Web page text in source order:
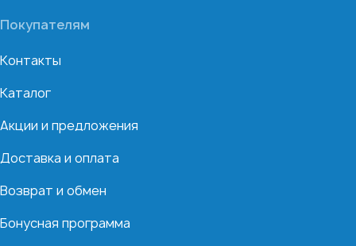
Покупателям
Контакты
Каталог
Акции и предложения
Доставка и оплата
Возврат и обмен
Бонусная программа